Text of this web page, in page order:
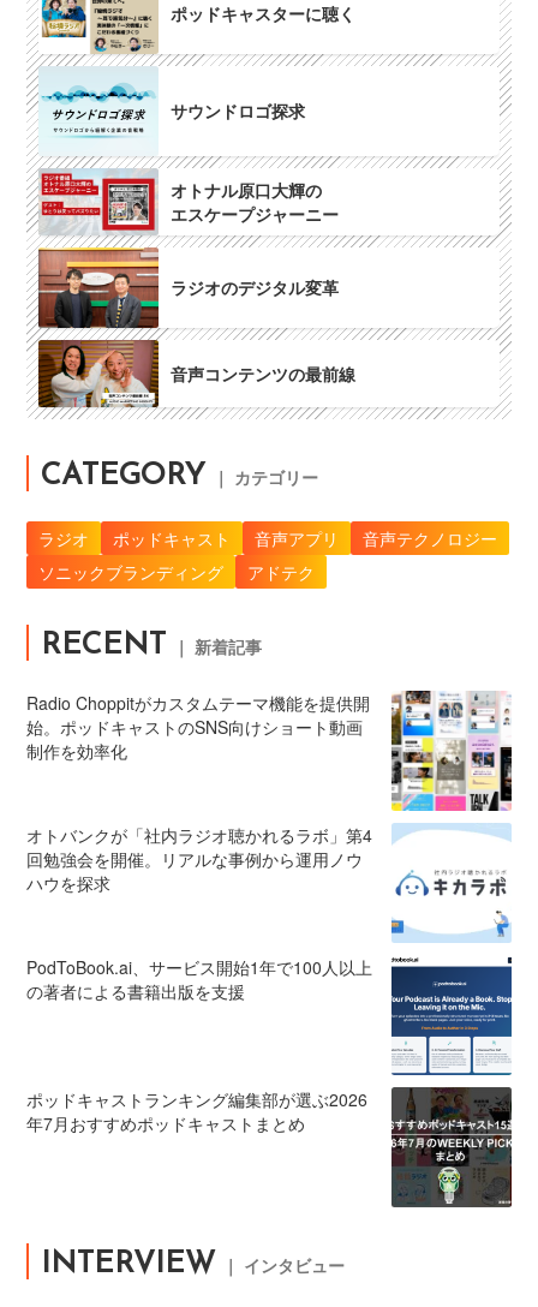
ポッドキャスターに聴く
サウンドロゴ探求
オトナル原口大輝の
エスケープジャーニー
ラジオのデジタル変革
音声コンテンツの最前線
CATEGORY ｜ カテゴリー
ラジオ ポッドキャスト 音声アプリ
音声テクノロジー
ソニックブランディング
アドテク
RECENT ｜ 新着記事
Radio Choppitがカスタムテーマ機能を提供開
始。ポッドキャストのSNS向けショート動画
制作を効率化
オトバンクが「社内ラジオ聴かれるラボ」第4
回勉強会を開催。リアルな事例から運用ノウ
ハウを探求
PodToBook.ai、サービス開始1年で100人以上
の著者による書籍出版を支援
ポッドキャストランキング編集部が選ぶ2026
年7月おすすめポッドキャストまとめ
INTERVIEW ｜ インタビュー